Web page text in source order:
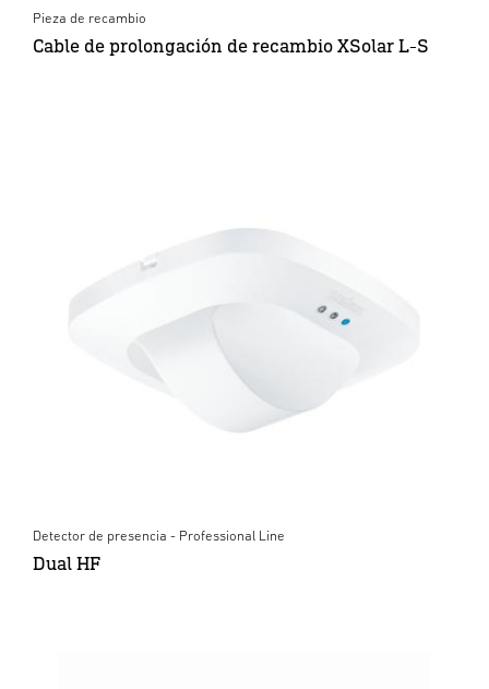
Pieza de recambio
Cable de prolongación de recambio XSolar L-S
Detector de presencia - Professional Line
Dual HF